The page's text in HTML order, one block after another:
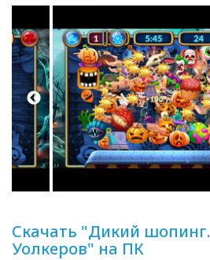
Скачать "Дикий
Уолкеров" на ПК